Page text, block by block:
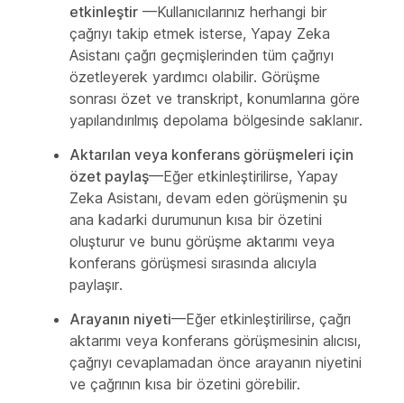
etkinleştir —Kullanıcılarınız herhangi bir
çağrıyı takip etmek isterse, Yapay Zeka
Asistanı çağrı geçmişlerinden tüm çağrıyı
özetleyerek yardımcı olabilir. Görüşme
sonrası özet ve transkript, konumlarına göre
yapılandırılmış depolama bölgesinde saklanır.
Aktarılan veya konferans görüşmeleri için
özet paylaş—Eğer etkinleştirilirse, Yapay
Zeka Asistanı, devam eden görüşmenin şu
ana kadarki durumunun kısa bir özetini
oluşturur ve bunu görüşme aktarımı veya
konferans görüşmesi sırasında alıcıyla
paylaşır.
Arayanın niyeti—Eğer etkinleştirilirse, çağrı
aktarımı veya konferans görüşmesinin alıcısı,
çağrıyı cevaplamadan önce arayanın niyetini
ve çağrının kısa bir özetini görebilir.